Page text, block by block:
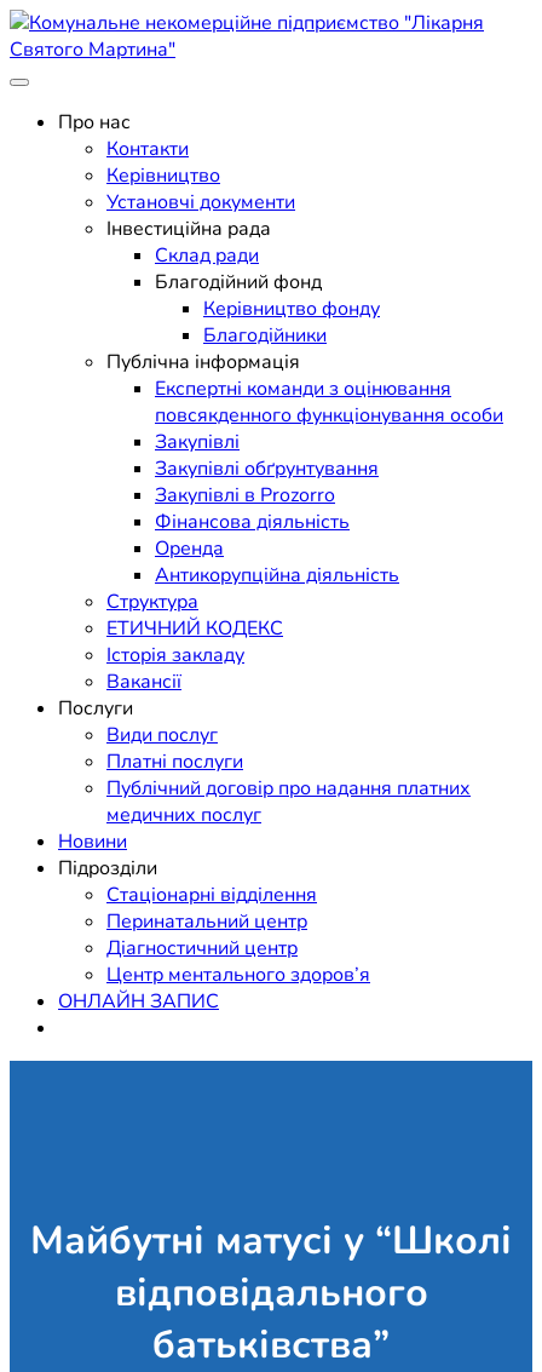
Skip
to
content
Комунальне некомерційне
підприємство "Лікарня
Святого Мартина"
Поліклініка Мукачево
Про нас
Контакти
Керівництво
Установчі документи
Інвестиційна рада
Склад ради
Благодійний фонд
Керівництво фонду
Благодійники
Публічна інформація
Експертні команди з оцінювання
повсякденного функціонування особи
Закупівлі
Закупівлі обґрунтування
Закупівлі в Prozorro
Фінансова діяльність
Оренда
Антикорупційна діяльність
Структура
ЕТИЧНИЙ КОДЕКС
Історія закладу
Вакансії
Послуги
Види послуг
Платні послуги
Публічний договір про надання платних
медичних послуг
Новини
Підрозділи
Стаціонарні відділення
Перинатальний центр
Діагностичний центр
Центр ментального здоров’я
ОНЛАЙН ЗАПИС
Майбутні матусі у “Школі
відповідального
батьківства”